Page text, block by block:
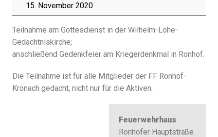
15. November 2020
Teilnahme am Gottesdienst in der Wilhelm-Löhe-
Gedächtniskirche;
anschließend Gedenkfeier am Kriegerdenkmal in Ronhof.
Die Teilnahme ist für alle Mitglieder der FF Ronhof-
Kronach gedacht, nicht nur für die Aktiven.
Feuerwehrhaus
Ronhofer Hauptstraße